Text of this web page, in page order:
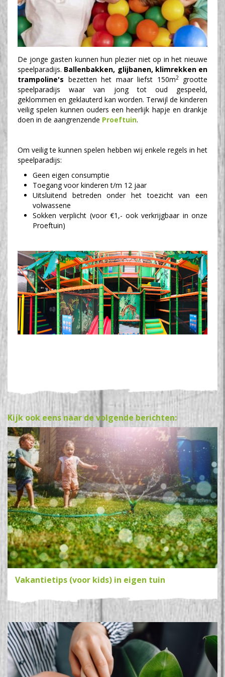
De jonge gasten kunnen hun plezier niet op in het nieuwe
speelparadijs. Ballenbakken, glijbanen, klimrekken en
trampoline's bezetten het maar liefst 150m2grootte
speelparadijs waar van jong tot oud gespeeld,
geklommen en geklauterd kan worden. Terwijl de kinderen
veilig spelen kunnen ouders een heerlijk hapje en drankje
doen in de aangrenzende Proeftuin.
Om veilig te kunnen spelen hebben wij enkele regels in het
speelparadijs:
Geen eigen consumptie
Toegang voor kinderen t/m 12 jaar
Uitsluitend betreden onder het toezicht van een
volwassene
Sokken verplicht (voor €1,- ook verkrijgbaar in onze
Proeftuin)
Kijk ook eens naar de volgende berichten:
Vakantietips (voor kids) in eigen tuin